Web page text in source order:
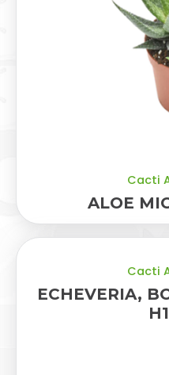
Cacti
ALOE
Cacti
ECHEVERIA,